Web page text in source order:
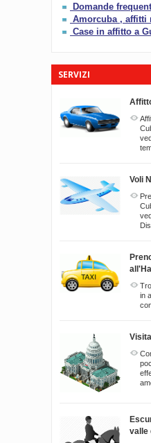
Domande
Amorcuba , affitti
Case in affitto a
SERVIZI
Voli
in
valle